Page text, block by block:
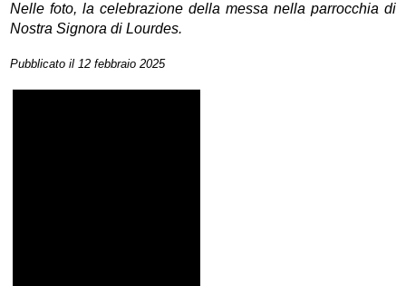
Nelle foto, la celebrazione della messa nella parrocchia di
Nostra Signora di Lourdes.
Pubblicato il 12 febbraio 2025